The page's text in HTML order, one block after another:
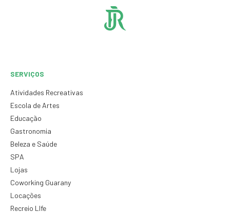
SERVIÇOS
Atividades Recreativas
Escola de Artes
Educação
Gastronomia
Beleza e Saúde
SPA
Lojas
Coworking Guarany
Locações
Recreio LIfe